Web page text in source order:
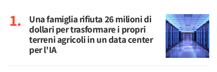
Una famiglia rifiuta 26 milioni di
dollari per trasformare i propri
terreni agricoli in un data center
per l'IA